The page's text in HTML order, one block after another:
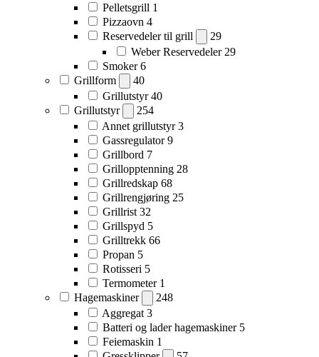
Pelletsgrill 1
Pizzaovn 4
Reservedeler til grill
29
Weber Reservedeler 29
Smoker 6
Grillform
40
Grillutstyr 40
Grillutstyr
254
Annet grillutstyr 3
Gassregulator 9
Grillbord 7
Grillopptenning 28
Grillredskap 68
Grillrengjøring 25
Grillrist 32
Grillspyd 5
Grilltrekk 66
Propan 5
Rotisseri 5
Termometer 1
Hagemaskiner
248
Aggregat 3
Batteri og lader hagemaskiner 5
Feiemaskin 1